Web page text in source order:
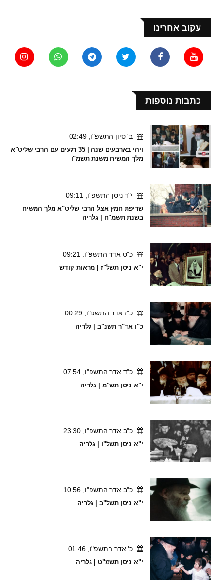
עקוב אחרינו
כתבות נוספות
ב' סיון התשפ"ו, 02:49
ויהי בארבעים שנה | 35 רגעים עם הרבי שליט"א
מלך המשיח משנת תשמ"ו
י"ד ניסן התשפ"ו, 09:11
שריפת חמץ אצל הרבי שליט"א מלך המשיח
בשנת תשמ"ח | גלריה
כ"ט אדר התשפ"ו, 09:21
י"א ניסן תשל"ז | מראות קודש
כ"ז אדר התשפ"ו, 00:29
כ"ו אד"ר תשנ"ב | גלריה
כ"ד אדר התשפ"ו, 07:54
י"א ניסן תש"מ | גלריה
כ"ב אדר התשפ"ו, 23:30
י"א ניסן תשל"ו | גלריה
כ"ב אדר התשפ"ו, 10:56
י"א ניסן תשל"ב | גלריה
כ' אדר התשפ"ו, 01:46
י"א ניסן תשמ"ט | גלריה